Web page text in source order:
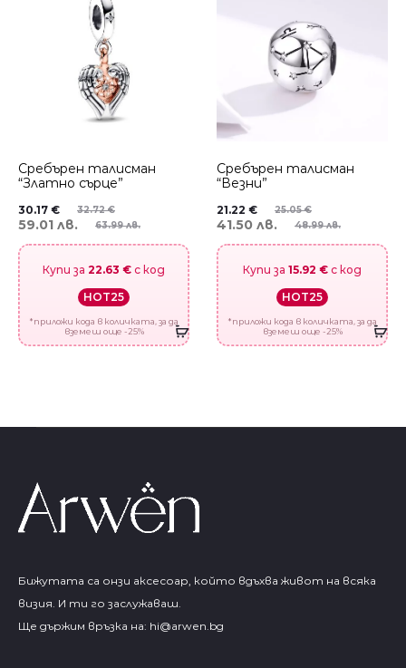
Сребърен талисман
“Златно сърце”
32.72€
30.17 €
63.99 лв.
59.01 лв.
Купи за 22.63 € с код
HOT25
*приложи кода в количката, за да
вземеш още -25%
Сребърен талисман
“Везни”
25.05€
21.22 €
48.99 лв.
41.50 лв.
Купи за 15.92 € с код
HOT25
*приложи кода в количката, за да
вземеш още -25%
Бижутата са онзи аксесоар, който вдъхва живот на всяка
визия. И ти го заслужаваш.
Ще държим връзка на: hi@arwen.bg